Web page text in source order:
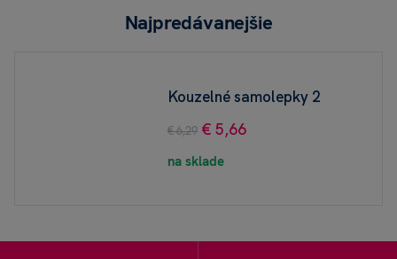
Najpredávanejšie
Kouzelné samolepky 2
na sklade
€ 6,29 € 5,66